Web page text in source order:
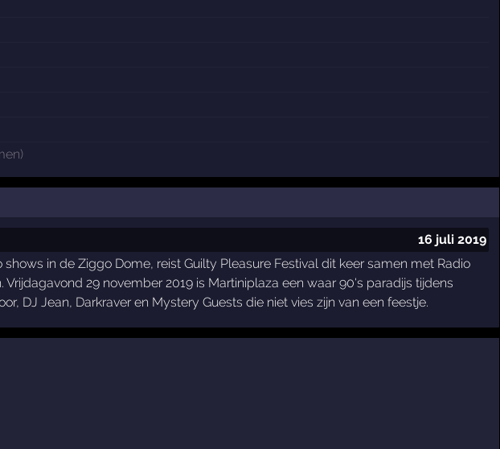
16 juli 2019
in de Ziggo Dome, reist Guilty Pleasure Festival dit keer samen met Radio
29 november 2019 is Martiniplaza een waar 90's paradijs tijdens
DJ Jean, Darkraver en Mystery Guests die niet vies zijn van een feestje.